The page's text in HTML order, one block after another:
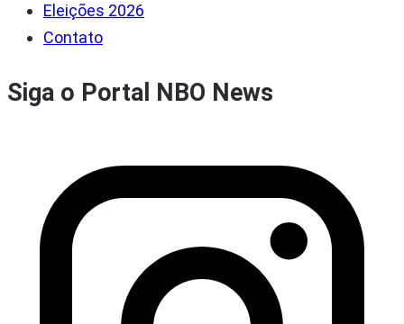
Eleições 2026
Contato
Siga o Portal NBO News